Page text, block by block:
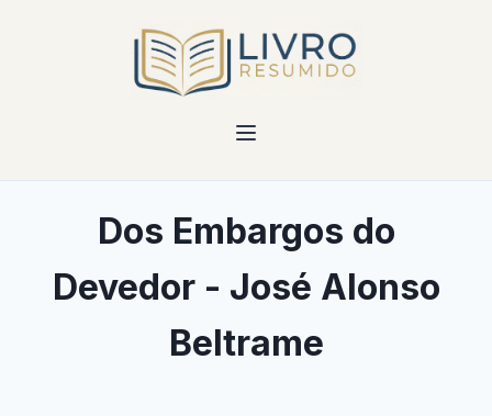
Dos Embargos do
Devedor - José Alonso
Beltrame